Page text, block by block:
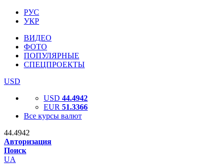
РУС
УКР
ВИДЕО
ФОТО
ПОПУЛЯРНЫЕ
СПЕЦПРОЕКТЫ
USD
USD 44.4942
EUR 51.3366
Все курсы валют
44.4942
Авторизация
Поиск
UA